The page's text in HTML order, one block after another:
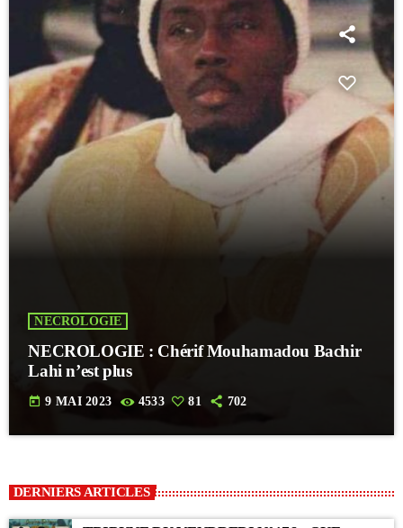
NECROLOGIE
NECROLOGIE : Chérif Mouhamadou Bachir
Lahi n’est plus
today 9 MAI 2023 4533 81 702
DERNIERS ARTICLES